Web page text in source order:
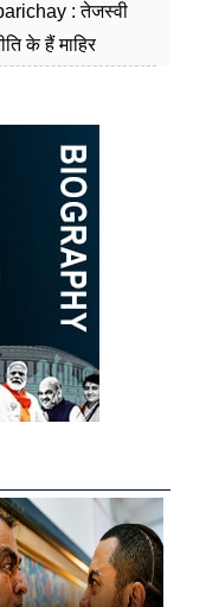
: तेजस्वी
के हैं माहिर